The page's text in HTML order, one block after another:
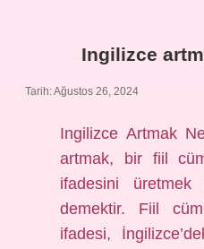
Ingilizce
Tarih: Ağustos 26, 2024
Ingilizce Artmak
artmak, bir fiil
ifadesini
demektir. Fiil
ifadesi,